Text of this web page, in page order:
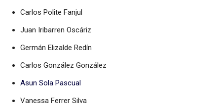
Carlos Polite Fanjul
Juan Iribarren Oscáriz
Germán Elizalde Redín
Carlos González González
Asun Sola Pascual
Vanessa Ferrer Silva